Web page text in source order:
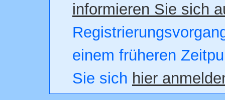
informieren Sie sich
einem früheren
Sie sich hier